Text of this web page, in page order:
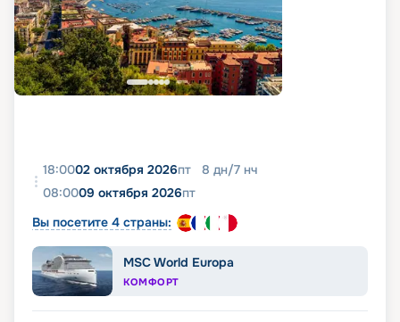
18:0002 октября 2026пт 8 дн/7 нч
08:0009 октября 2026пт
Вы посетите 4 страны:
MSC World Europa
КОМФОРТ